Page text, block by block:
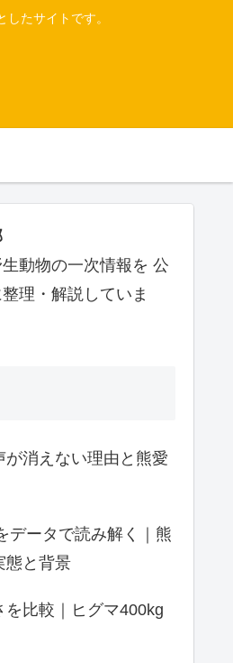
たサイトです。
動物の一次情報を 公
理・解説していま
が消えない理由と熊愛
データで読み解く｜熊
態と背景
を比較｜ヒグマ400kg